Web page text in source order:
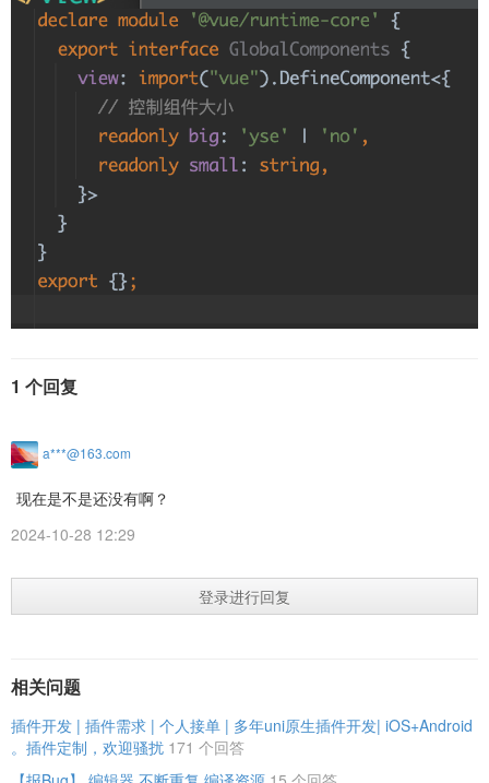
1 个回复
a***@163.com
现在是不是还没有啊？
2024-10-28 12:29
登录进行回复
相关问题
插件开发 | 插件需求 | 个人接单 | 多年uni原生插件开发| iOS+Android
。插件定制，欢迎骚扰 171 个回答